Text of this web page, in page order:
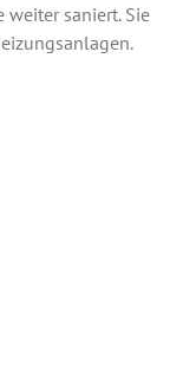
saniert. Sie